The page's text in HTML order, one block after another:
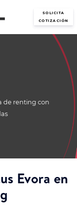
SOLICITA
COTIZACIÓN
de renting con
Evora en